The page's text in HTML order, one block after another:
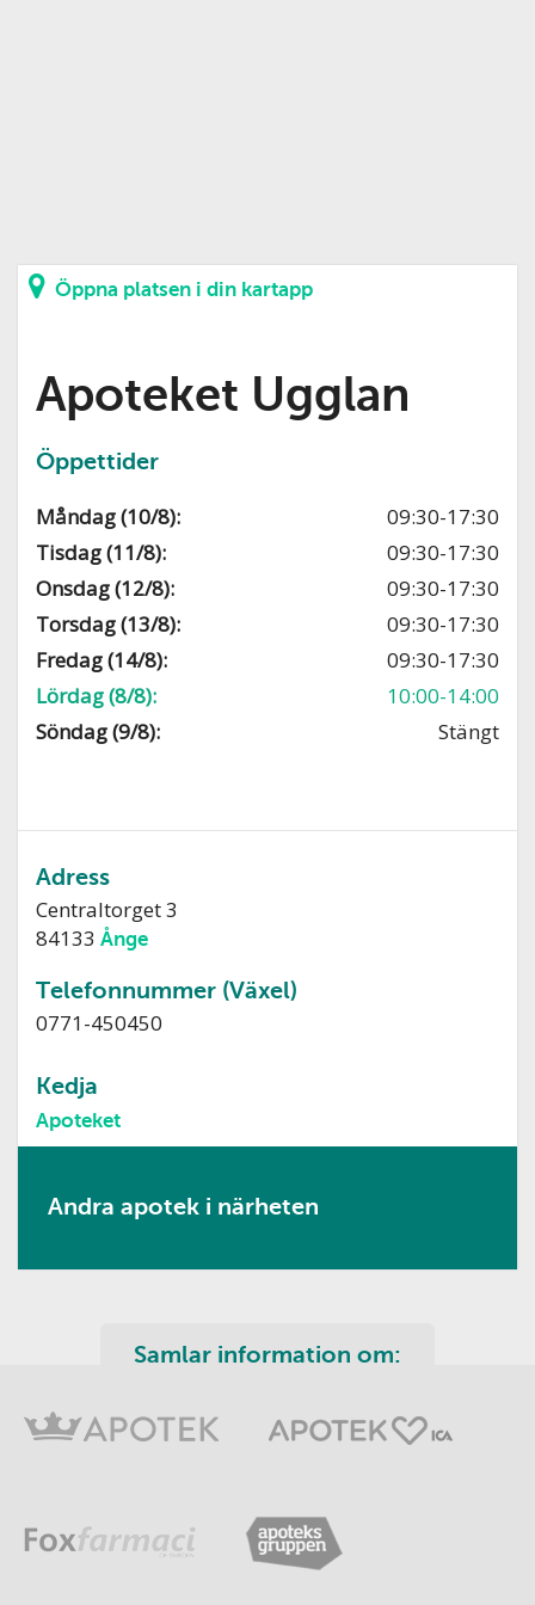
Öppna platsen i din kartapp
Apoteket Ugglan
Öppettider
Måndag (10/8):
09:30-17:30
Tisdag (11/8):
09:30-17:30
Onsdag (12/8):
09:30-17:30
Torsdag (13/8):
09:30-17:30
Fredag (14/8):
09:30-17:30
Lördag (8/8):
10:00-14:00
Söndag (9/8):
Stängt
Adress
Centraltorget 3
84133Ånge
Telefonnummer (Växel)
0771-450450
Kedja
Apoteket
Andra apotek i närheten
Samlar information om: